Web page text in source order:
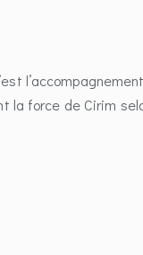
la force de Cirim